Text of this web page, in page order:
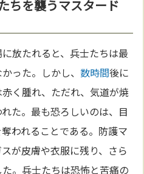
ちを襲うマスタード
放たれると、兵士たちは最
った。しかし、数時間後に
く腫れ、ただれ、気道が焼
た。最も恐ろしいのは、目
われることである。防護マ
が皮膚や衣服に残り、さら
。兵士たちは恐怖と苦痛の